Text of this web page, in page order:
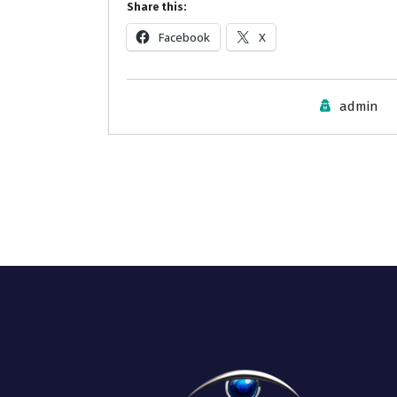
Share this:
Facebook X
admin